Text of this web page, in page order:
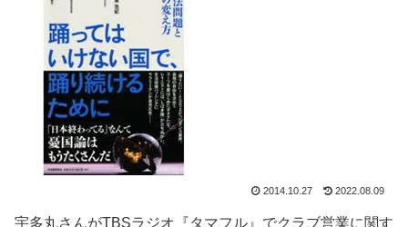
2014.10.27 2022.08.09
宇多丸さんがTBSラジオ『タマフル』 でクラブ営業に関す